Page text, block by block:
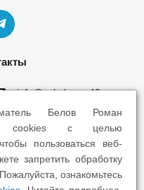
info@yokohama43.ru
5Б
7А
Белов Роман
cookies с целью
пользоваться веб-
запретить обработку
ознакомьтесь